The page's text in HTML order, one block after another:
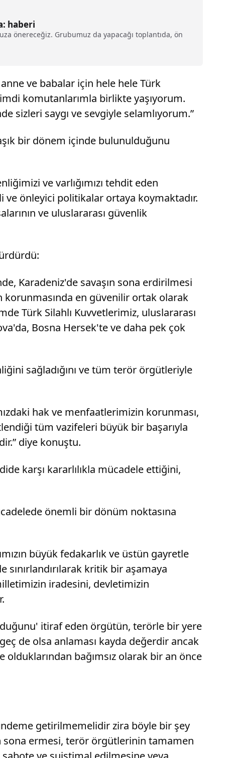
haberi
önereceğiz. Grubumuz da yapacağı toplantıda, ön
ve babalar için hele hele Türk
komutanlarımla birlikte yaşıyorum.
sizleri saygı ve sevgiyle selamlıyorum.”
bir dönem içinde bulunulduğunu
ve varlığımızı tehdit eden
ve önleyici politikalar ortaya koymaktadır.
ve uluslararası güvenlik
Karadeniz'de savaşın sona erdirilmesi
en güvenilir ortak olarak
Türk Silahlı Kuvvetlerimiz, uluslararası
Bosna Hersek'te ve daha pek çok
sağladığını ve tüm terör örgütleriyle
hak ve menfaatlerimizin korunması,
tüm vazifeleri büyük bir başarıyla
diye konuştu.
karşı kararlılıkla mücadele ettiğini,
önemli bir dönüm noktasına
büyük fedakarlık ve üstün gayretle
kritik bir aşamaya
iradesini, devletimizin
itiraf eden örgütün, terörle bir yere
de olsa anlaması kayda değerdir ancak
bağımsız olarak bir an önce
getirilmemelidir zira böyle bir şey
sona ermesi, terör örgütlerinin tamamen